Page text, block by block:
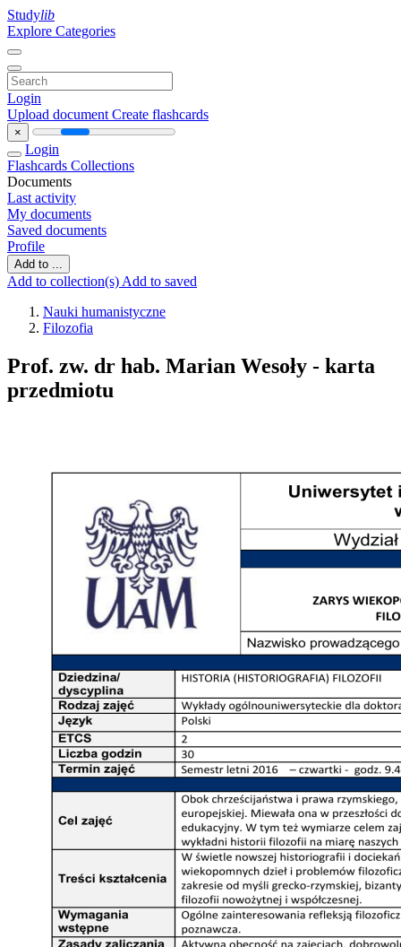
Studylib
Explore Categories
Login
Upload document Create flashcards
×
Login
Flashcards Collections
Documents
Last activity
My documents
Saved documents
Profile
Add to ...
Add to collection(s) Add to saved
Nauki humanistyczne
Filozofia
Prof. zw. dr hab. Marian Wesoły - karta
przedmiotu